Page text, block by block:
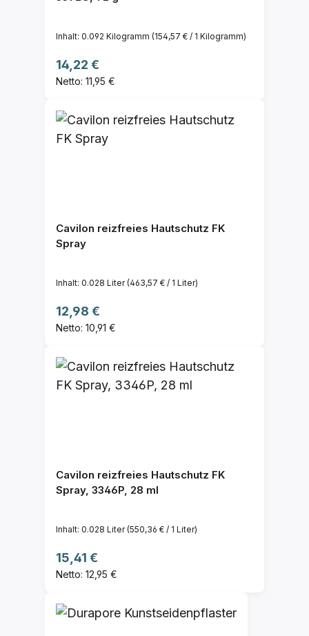
Inhalt: 0.092 Kilogramm (154,57 € / 1 Kilogramm)
Regulärer Preis:
14,22 €
Netto: 11,95 €
Cavilon reizfreies Hautschutz FK
Spray
Inhalt: 0.028 Liter(463,57 € / 1 Liter)
Regulärer Preis:
12,98 €
Netto: 10,91 €
Cavilon reizfreies Hautschutz FK
Spray, 3346P, 28 ml
Inhalt: 0.028 Liter(550,36 € / 1 Liter)
Regulärer Preis:
15,41 €
Netto: 12,95 €